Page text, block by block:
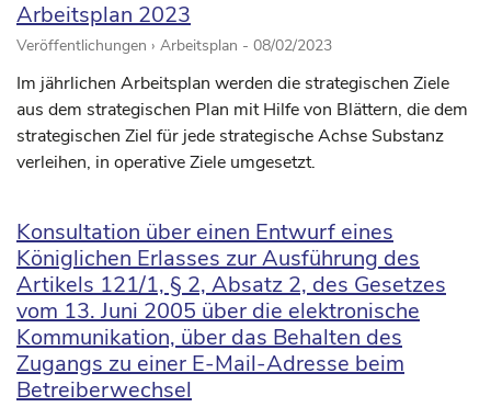
Arbeitsplan 2023
Veröffentlichungen › Arbeitsplan - 08/02/2023
Im jährlichen Arbeitsplan werden die strategischen Ziele
aus dem strategischen Plan mit Hilfe von Blättern, die dem
strategischen Ziel für jede strategische Achse Substanz
verleihen, in operative Ziele umgesetzt.
Konsultation über einen Entwurf eines
Königlichen Erlasses zur Ausführung des
Artikels 121/1, § 2, Absatz 2, des Gesetzes
vom 13. Juni 2005 über die elektronische
Kommunikation, über das Behalten des
Zugangs zu einer E-Mail-Adresse beim
Betreiberwechsel